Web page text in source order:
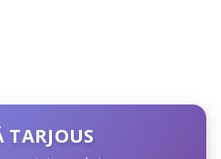
TARJOUS